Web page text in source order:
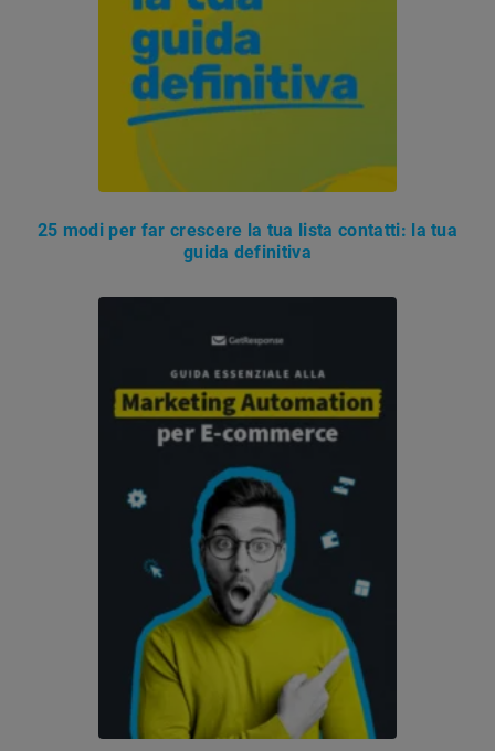
25 modi per far crescere la tua lista contatti: la tua
guida definitiva